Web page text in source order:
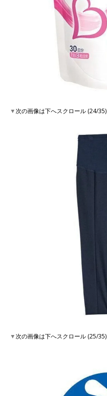
▼次の画像は下へスクロール (24/35)
▼次の画像は下へスクロール (25/35)